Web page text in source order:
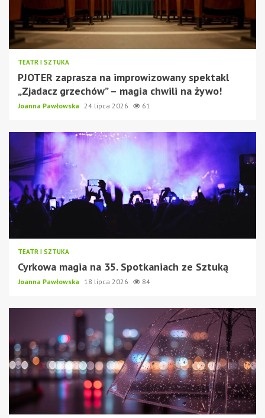
TEATR I SZTUKA
PJOTER zaprasza na improwizowany spektakl
„Zjadacz grzechów” – magia chwili na żywo!
Joanna Pawłowska 24 lipca 2026 61
TEATR I SZTUKA
Cyrkowa magia na 35. Spotkaniach ze Sztuką
Joanna Pawłowska 18 lipca 2026 84